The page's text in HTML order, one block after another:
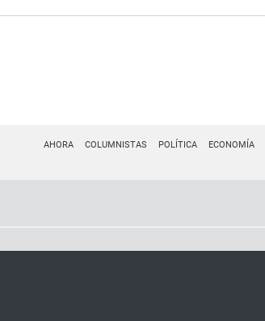
AHORA COLUMNISTAS POLÍTICA ECONOMÍA